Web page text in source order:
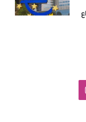
صراع
انستقرام